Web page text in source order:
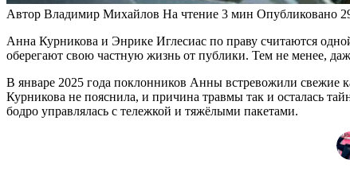
Автор Владимир Михайлов На чтение 3 мин Опубликовано
Анна Курникова и Энрике Иглесиас по праву считаются
оберегают свою частную жизнь от публики. Тем не менее,
В январе 2025 года поклонников Анны встревожили свежие
Курникова не пояснила, и причина травмы так и осталась
бодро управлялась с тележкой и тяжёлыми пакетами.